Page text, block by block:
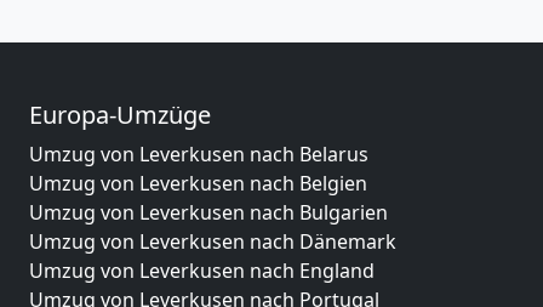
Europa-Umzüge
Umzug von Leverkusen nach Belarus
Umzug von Leverkusen nach Belgien
Umzug von Leverkusen nach Bulgarien
Umzug von Leverkusen nach Dänemark
Umzug von Leverkusen nach England
Umzug von Leverkusen nach Portugal